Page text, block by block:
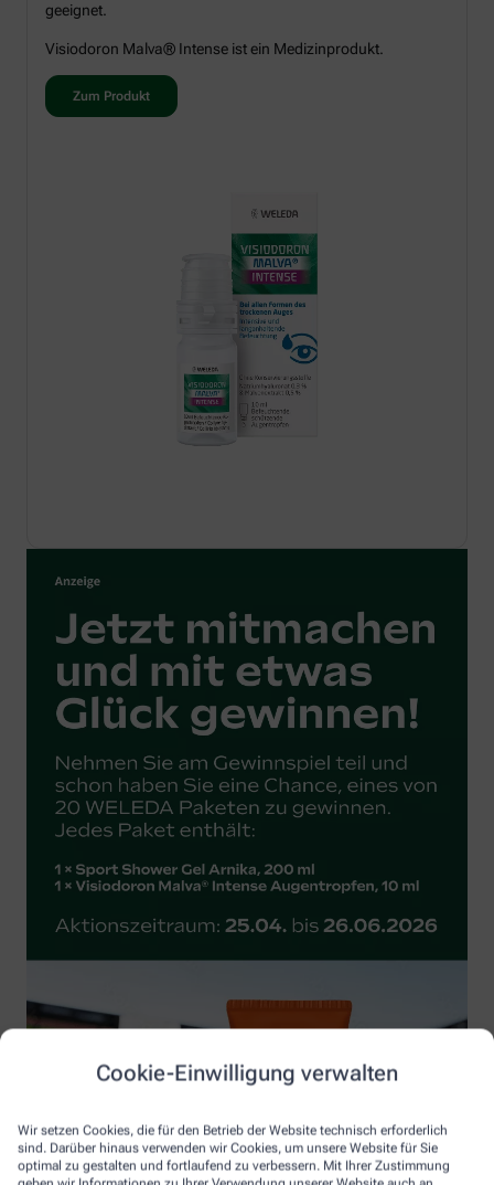
Cookie-Einwilligung verwalten
Wir setzen Cookies, die für den Betrieb der Website technisch erforderlich
sind. Darüber hinaus verwenden wir Cookies, um unsere Website für Sie
optimal zu gestalten und fortlaufend zu verbessern. Mit Ihrer Zustimmung
geeignet.
Visiodoron Malva® Intense ist ein Medizinprodukt.
Zum Produkt